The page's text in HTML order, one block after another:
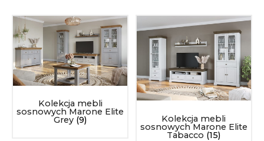
Kolekcja mebli
sosnowych Marone Elite
Grey (9) Kolekcja mebli
sosnowych Marone Elite
Tabacco (15)